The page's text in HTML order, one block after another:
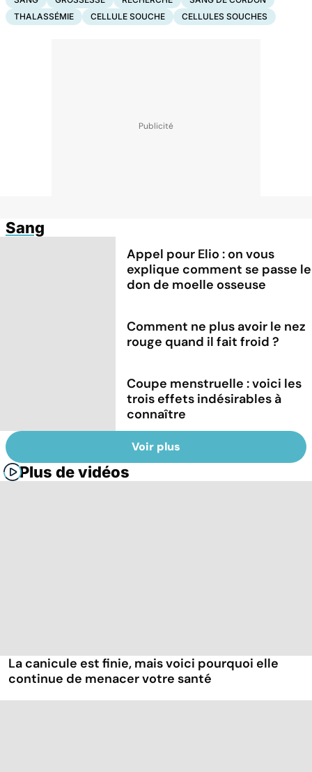
THALASSÉMIE
CELLULE SOUCHE CELLULES SOUCHES
Sang
Appel pour Elio : on vous
explique comment se passe le
don de moelle osseuse
Comment ne plus avoir le nez
rouge quand il fait froid ?
Coupe menstruelle : voici les
trois effets indésirables à
connaître
Voir plus
Plus de vidéos
La canicule est finie, mais voici pourquoi elle
continue de menacer votre santé